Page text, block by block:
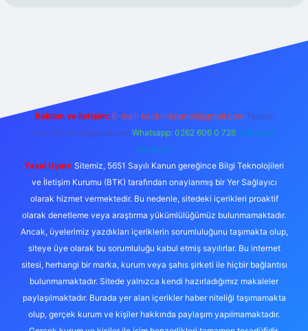
Reklam ve İletişim: E-mail: backlinkpaneli@gmail.com Teams:
forumhizmeti@gmail.com Whatsapp: 0262 606 0 726 Telegram:
@karabul
Yasal Uyarı: Sitemiz, 5651 Sayılı Kanun gereğince Bilgi Teknolojileri
ve İletişim Kurumu (BTK) tarafından onaylanmış bir Yer Sağlayıcı
olarak hizmet vermektedir. Bu nedenle, sitedeki içerikleri proaktif
olarak denetleme veya araştırma yükümlülüğümüz bulunmamaktadır.
Ancak, üyelerimiz yazdıkları içeriklerin sorumluluğunu taşımakta olup,
siteye üye olarak bu sorumluluğu kabul etmiş sayılırlar. Bu internet
sitesi, herhangi bir marka, kurum veya şahıs şirketi ile hiçbir bağlantısı
bulunmamaktadır. Sitede yalnızca kendi hazırladığımız makaleler
paylaşılmaktadır. Burada yer alan içerikler haber niteliği taşımamakta
olup, gerçek kurum ve kişiler hakkında paylaşım yapılmamaktadır.